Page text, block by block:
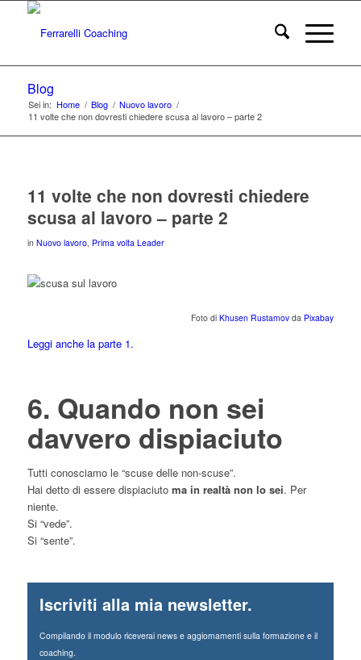
Blog
Sei in: Home / Blog / Nuovo lavoro /
11 volte che non dovresti chiedere scusa al lavoro – parte 2
11 volte che non dovresti chiedere
scusa al lavoro – parte 2
in Nuovo lavoro, Prima volta Leader
Foto diKhusen Rustamov da Pixabay
Leggi anche la parte 1.
6. Quando non sei
davvero dispiaciuto
Tutti conosciamo le “scuse delle non-scuse”.
Hai detto di essere dispiaciuto ma in realtà non lo sei. Per
niente.
Si “vede”.
Si “sente”.
Iscriviti alla mia newsletter.
Compilando il modulo riceverai news e aggiornamenti sulla formazione e il
coaching.